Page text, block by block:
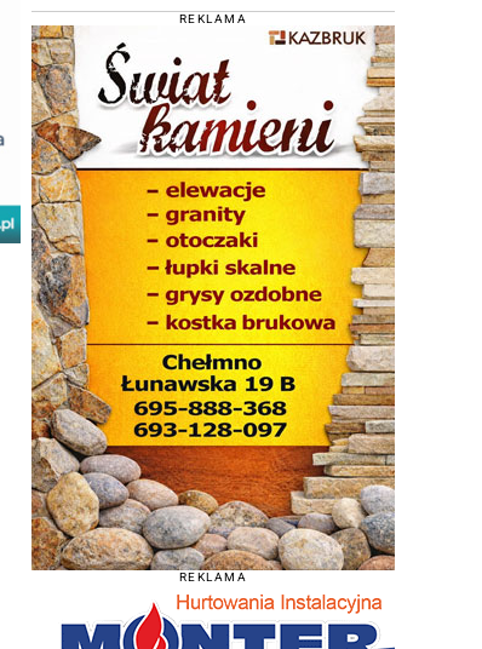
REKLAMA
REKLAMA